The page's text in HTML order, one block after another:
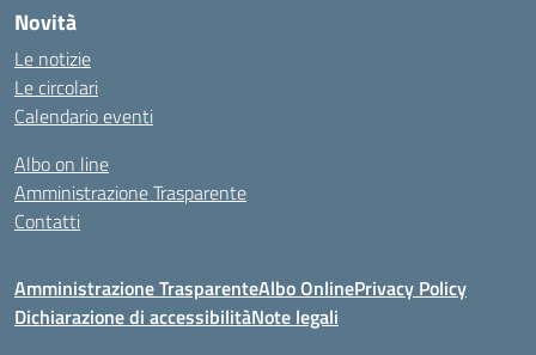
Novità
Le notizie
Le circolari
Calendario eventi
Albo on line
Amministrazione Trasparente
Contatti
Amministrazione TrasparenteAlbo OnlinePrivacy Policy
Dichiarazione di accessibilitàNote legali